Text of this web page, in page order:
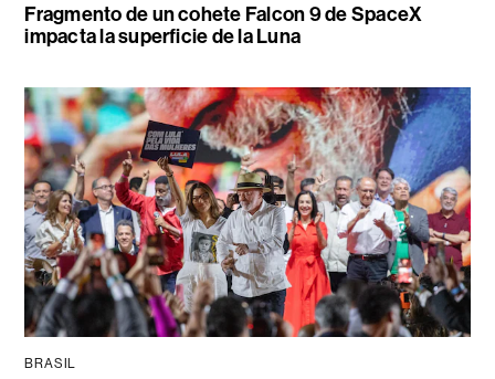
Fragmento de un cohete Falcon 9 de SpaceX
impacta la superficie de la Luna
BRASIL